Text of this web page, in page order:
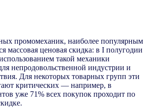
промомеханик, наиболее популярным
массовая ценовая скидка: в I полугодии
такой механики
непродовольственной индустрии и
Для некоторых товарных групп эти
критических — например, в
уже 71% всех покупок проходит по